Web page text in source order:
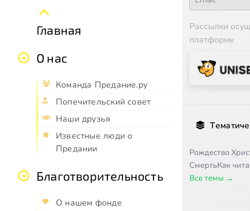
Главная
О нас
Команда Предание.ру
Попечительский совет
Наши друзья
Известные люди о
Предании
Благотворительность
О нашем фонде
Рассылки
платформе
Рождество
СмертьКак
Все темы →